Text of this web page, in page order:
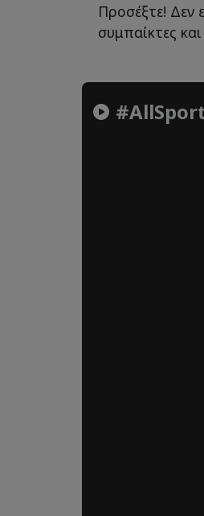
Προσέξτε! Δεν
συμπαίκτες